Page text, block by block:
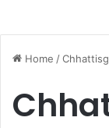
Home /